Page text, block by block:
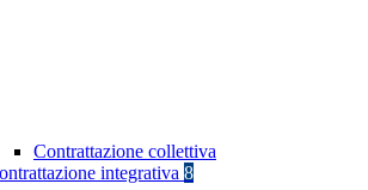
Contrattazione collettiva
integrativa 8